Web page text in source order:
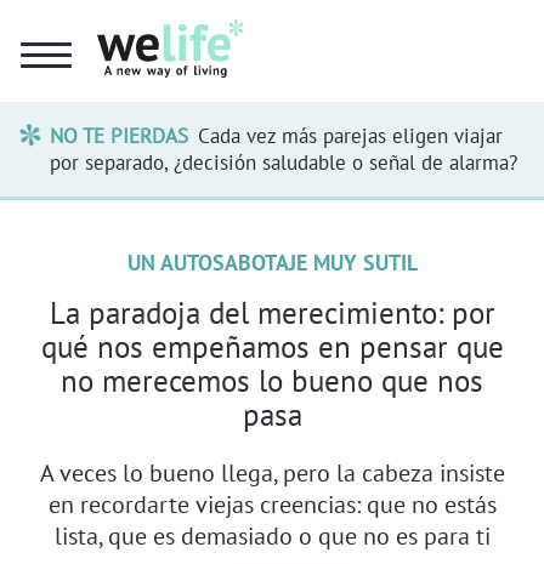
NO TE PIERDAS Cada vez más parejas eligen viajar
por separado, ¿decisión saludable o señal de alarma?
UN AUTOSABOTAJE MUY SUTIL
La paradoja del merecimiento: por
qué nos empeñamos en pensar que
no merecemos lo bueno que nos
pasa
A veces lo bueno llega, pero la cabeza insiste
en recordarte viejas creencias: que no estás
lista, que es demasiado o que no es para ti